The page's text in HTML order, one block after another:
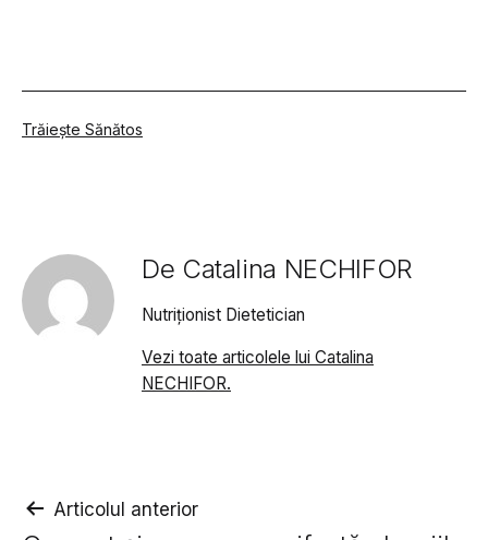
Din
Trăiește Sănătos
De Catalina NECHIFOR
Nutriționist Dietetician
Vezi toate articolele lui Catalina
NECHIFOR.
Navigare
Articolul anterior